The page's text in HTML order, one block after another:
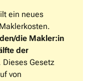
ein neues
die Makler:in
der
Dieses Gesetz
von